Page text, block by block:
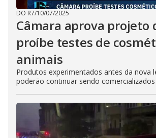
DO R7/10/07/2025
Câmara aprova projeto
proíbe testes de
animais
Produtos experimentados antes da nova
poderão continuar sendo comercializados